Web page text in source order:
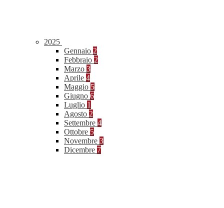
2025
Gennaio 2
Febbraio 2
Marzo 3
Aprile 4
Maggio 5
Giugno 6
Luglio 1
Agosto 2
Settembre 4
Ottobre 5
Novembre 3
Dicembre 7